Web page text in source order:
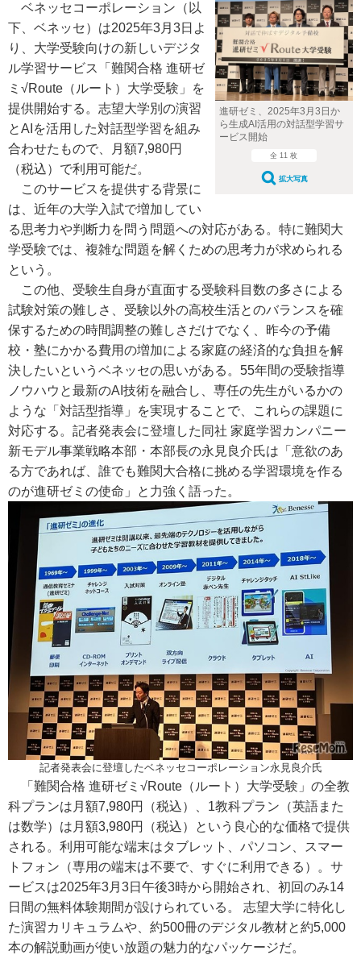
進研ゼミ、2025年3月3日か
ら生成AI活用の対話型学習サ
ービス開始
全 11 枚
拡大写真
ベネッセコーポレーション（以
下、ベネッセ）は2025年3月3日よ
り、大学受験向けの新しいデジタ
ル学習サービス「難関合格 進研ゼ
ミ√Route（ルート）大学受験」を
提供開始する。志望大学別の演習
とAIを活用した対話型学習を組み
合わせたもので、月額7,980円
（税込）で利用可能だ。
このサービスを提供する背景に
は、近年の大学入試で増加してい
る思考力や判断力を問う問題への対応がある。特に難関大
学受験では、複雑な問題を解くための思考力が求められる
という。
この他、受験生自身が直面する受験科目数の多さによる
試験対策の難しさ、受験以外の高校生活とのバランスを確
保するための時間調整の難しさだけでなく、昨今の予備
校・塾にかかる費用の増加による家庭の経済的な負担を解
決したいというベネッセの思いがある。55年間の受験指導
ノウハウと最新のAI技術を融合し、専任の先生がいるかの
ような「対話型指導」を実現することで、これらの課題に
対応する。記者発表会に登壇した同社 家庭学習カンパニー
新モデル事業戦略本部・本部長の永見良介氏は「意欲のあ
る方であれば、誰でも難関大合格に挑める学習環境を作る
のが進研ゼミの使命」と力強く語った。
記者発表会に登壇したベネッセコーポレーション永見良介氏
「難関合格 進研ゼミ√Route（ルート）大学受験」の全教
科プランは月額7,980円（税込）、1教科プラン（英語また
は数学）は月額3,980円（税込）という良心的な価格で提供
される。利用可能な端末はタブレット、パソコン、スマー
トフォン（専用の端末は不要で、すぐに利用できる）。サ
ービスは2025年3月3日午後3時から開始され、初回のみ14
日間の無料体験期間が設けられている。 志望大学に特化し
た演習カリキュラムや、約500冊のデジタル教材と約5,000
本の解説動画が使い放題の魅力的なパッケージだ。